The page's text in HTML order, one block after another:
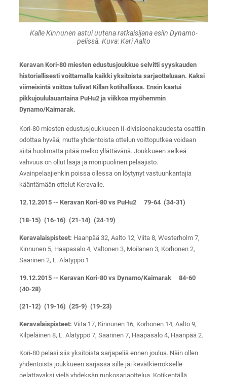
Kalle Kinnunen astui uutena ratkaisijana esiin Dynamo-
pelissä. Kuva: Kari Aalto
Keravan Kori-80 miesten edustusjoukkue selvitti syyskauden
historiallisesti voittamalla kaikki yksitoista sarjaotteluaan. Kaksi
viimeisintä voittoa tulivat Killan kotihallissa. Ensin kaatui
pikkujoululauantaina PuHu2 ja viikkoa myöhemmin
Dynamo/Kaimarak.
Kori-80 miesten edustusjoukkueen II-divisioonakaudesta osattiin
odottaa hyvää, mutta yhdentoista ottelun voittoputkea voidaan
siitä huolimatta pitää melko yllättävänä. Joukkueen selkeä
vahvuus on ollut laaja ja monipuolinen pelaajisto.
Avainpelaajienkin poissa ollessa on löytynyt vastuunkantajia
kääntämään ottelut Keravalle.
12.12.2015 -- Keravan Kori-80 vs PuHu2 79-64 (34-31)
(18-15) (16-16) (21-14) (24-19)
Keravalaispisteet: Haanpää 32, Aalto 12, Viita 8, Westerholm 7,
Kinnunen 5, Haapasalo 4, Valtonen 3, Moilanen 3, Korhonen 2,
Saarinen 2, L. Alatyppö 1.
19.12.2015 -- Keravan Kori-80 vs Dynamo/Kaimarak 84-60
(40-28)
(21-12) (19-16) (25-9) (19-23)
Keravalaispisteet: Viita 17, Kinnunen 16, Korhonen 14, Aalto 9,
Kilpeläinen 8, L. Alatyppö 7, Saarinen 7, Haapasalo 4, Haanpää 2.
Kori-80 pelasi siis yksitoista sarjapeliä ennen joulua. Näin ollen
yhdentoista joukkueen sarjassa sille jäi kevätkierrokselle
pelattavaksi vielä yhdeksän runkosarjaottelua. Kotikentällä